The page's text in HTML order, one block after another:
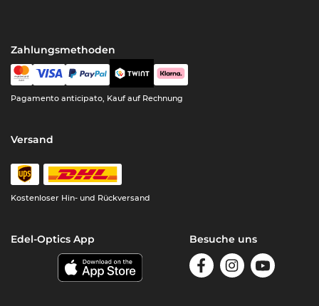
Zahlungsmethoden
Pagamento anticipato, Kauf auf Rechnung
Versand
Kostenloser Hin- und Rückversand
Edel-Optics App Besuche uns